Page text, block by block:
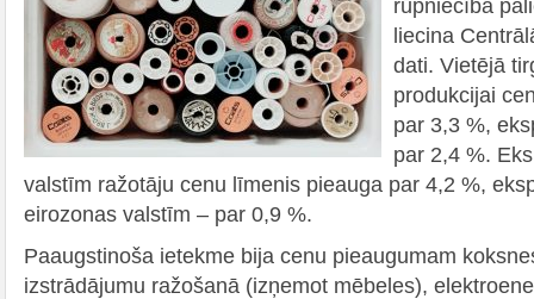
rūpniecībā
liecina
dati. Vietējā
produkcijai
par 3,3 %,
par 2,4 %.
valstīm ražotāju cenu līmenis pieauga par 4,2 %,
eirozonas valstīm – par 0,9 %.
Paaugstinoša ietekme bija cenu pieaugumam
izstrādājumu ražošanā (izņemot mēbeles),